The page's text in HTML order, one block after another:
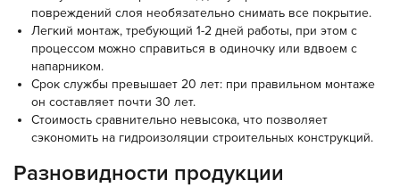
повреждений слоя необязательно снимать все покрытие.
Легкий монтаж, требующий 1-2 дней работы, при этом с
процессом можно справиться в одиночку или вдвоем с
напарником.
Срок службы превышает 20 лет: при правильном монтаже
он составляет почти 30 лет.
Стоимость сравнительно невысока, что позволяет
сэкономить на гидроизоляции строительных конструкций.
Разновидности продукции